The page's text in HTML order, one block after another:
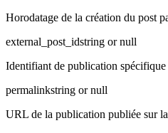
Horodatage de la création du post
external_post_idstring or null
Identifiant de publication spécifique
permalinkstring or null
URL de la publication publiée sur